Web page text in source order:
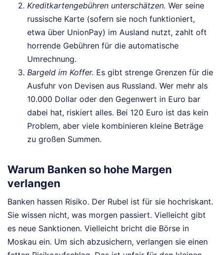
Kreditkartengebühren unterschätzen. Wer seine
russische Karte (sofern sie noch funktioniert,
etwa über UnionPay) im Ausland nutzt, zahlt oft
horrende Gebühren für die automatische
Umrechnung.
Bargeld im Koffer. Es gibt strenge Grenzen für die
Ausfuhr von Devisen aus Russland. Wer mehr als
10.000 Dollar oder den Gegenwert in Euro bar
dabei hat, riskiert alles. Bei 120 Euro ist das kein
Problem, aber viele kombinieren kleine Beträge
zu großen Summen.
Warum Banken so hohe Margen
verlangen
Banken hassen Risiko. Der Rubel ist für sie hochriskant.
Sie wissen nicht, was morgen passiert. Vielleicht gibt
es neue Sanktionen. Vielleicht bricht die Börse in
Moskau ein. Um sich abzusichern, verlangen sie einen